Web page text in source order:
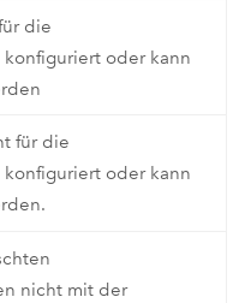
die
oder kann
für die
oder kann
nicht mit der